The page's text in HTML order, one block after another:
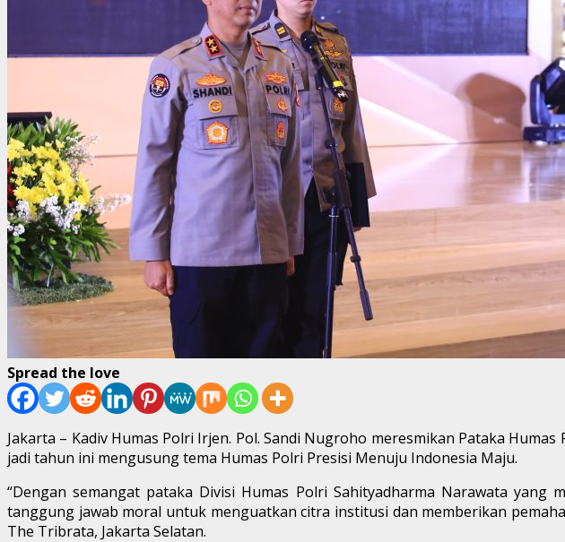
Spread the love
Jakarta – Kadiv Humas Polri Irjen. Pol. Sandi Nugroho meresmikan Pataka
jadi tahun ini mengusung tema Humas Polri Presisi Menuju Indonesia Maju.
“Dengan semangat pataka Divisi Humas Polri Sahityadharma Narawata
tanggung jawab moral untuk menguatkan citra institusi dan memberikan
The Tribrata, Jakarta Selatan.